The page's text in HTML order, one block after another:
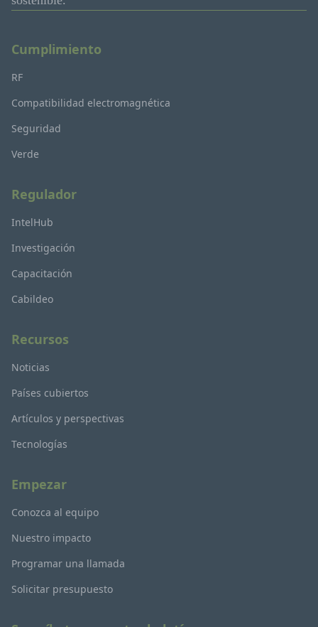
Cumplimiento
RF
Compatibilidad electromagnética
Seguridad
Verde
Regulador
IntelHub
Investigación
Capacitación
Cabildeo
Recursos
Noticias
Países cubiertos
Artículos y perspectivas
Tecnologías
Empezar
Conozca al equipo
Nuestro impacto
Programar una llamada
Solicitar presupuesto